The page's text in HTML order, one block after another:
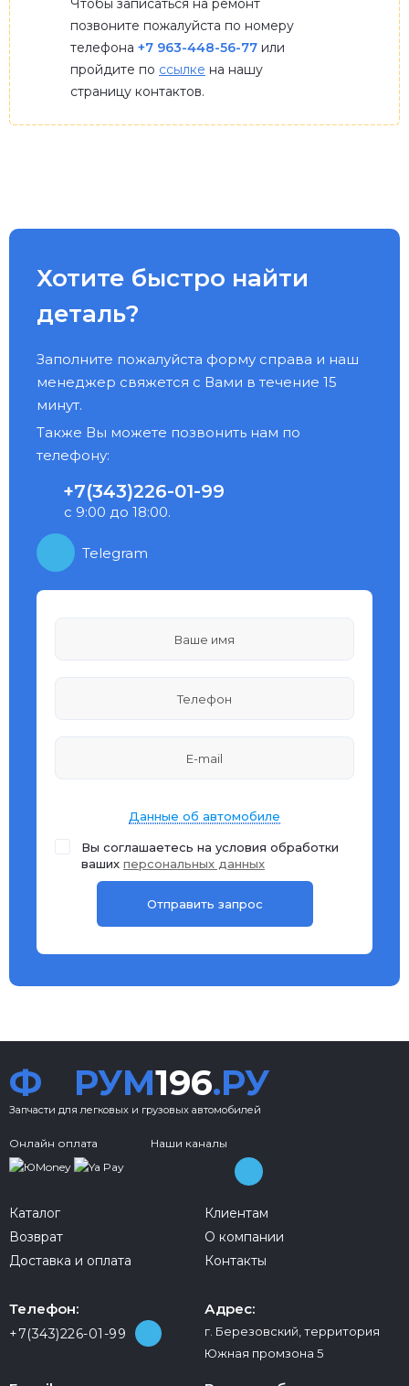
Чтобы записаться на ремонт
позвоните пожалуйста по номеру
телефона +7 963-448-56-77 или
пройдите по ссылке на нашу
страницу контактов.
Хотите быстро найти
деталь?
Заполните пожалуйста форму справа и наш
менеджер свяжется с Вами в течение 15
минут.
Также Вы можете позвонить нам по
телефону:
+7(343)226-01-99
с 9:00 до 18:00.
Telegram
Данные об автомобиле
Вы соглашаетесь на условия обработки
ваших персональных данных
Ф РУМ196.РУ
Запчасти для легковых и грузовых автомобилей
Онлайн оплата Наши каналы
Каталог
Возврат
Доставка и оплата
Клиентам
О компании
Контакты
Телефон:
+7(343)226-01-99
Адрес:
г. Березовский, территория
Южная промзона 5